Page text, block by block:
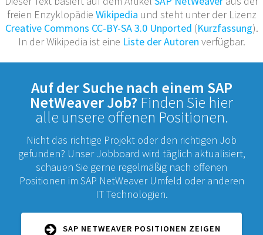
freien Enzyklopädie Wikipedia und steht unter der Lizenz
Creative Commons CC-BY-SA 3.0 Unported (Kurzfassung).
In der Wikipedia ist eine Liste der Autoren verfügbar.
Auf der Suche nach einem SAP
NetWeaver Job? Finden Sie hier
alle unsere offenen Positionen.
Nicht das richtige Projekt oder den richtigen Job
gefunden? Unser Jobboard wird täglich aktualisiert,
schauen Sie gerne regelmäßig nach offenen
Positionen im SAP NetWeaver Umfeld oder anderen
IT Technologien.
SAP NETWEAVER POSITIONEN ZEIGEN